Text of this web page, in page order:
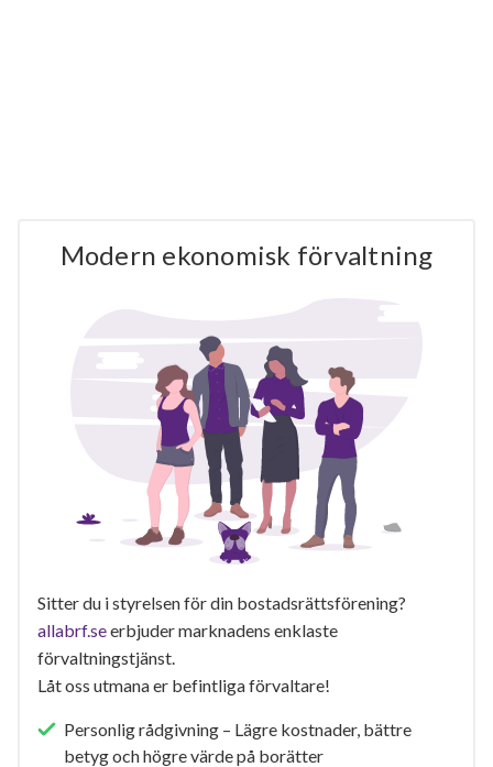
Modern ekonomisk förvaltning
Sitter du i styrelsen för din bostadsrättsförening?
allabrf.seerbjuder marknadens enklaste
förvaltningstjänst.
Låt oss utmana er befintliga förvaltare!
Personlig rådgivning – Lägre kostnader, bättre
betyg och högre värde på borätter